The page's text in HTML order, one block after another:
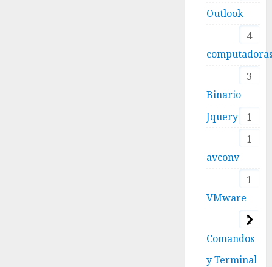
Outlook
4
3
Binario
1
Jquery
1
avconv
1
VMware
2
Comandos
y Terminal